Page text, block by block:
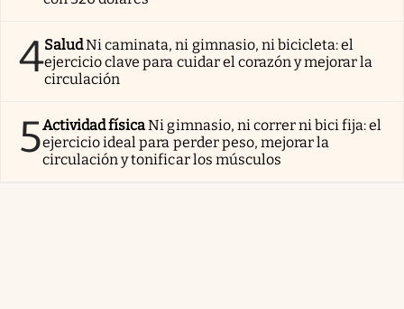
4SaludNi caminata, ni gimnasio, ni bicicleta: el
ejercicio clave para cuidar el corazón y mejorar la
circulación
5Actividad físicaNi gimnasio, ni correr ni bici fija: el
ejercicio ideal para perder peso, mejorar la
circulación y tonificar los músculos